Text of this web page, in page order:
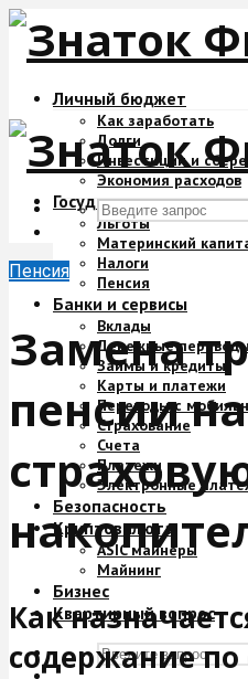
Личный бюджет
Как заработать
Долги
Инвестиции и
Экономия расходов
Государство и деньги
Льготы
Материнский
Налоги
Пенсия
Банки и сервисы
Вклады
Денежные
Займы и кредиты
Карты и платежи
Переводы с
Страхование
Счета
Платежи
Электронные
Безопасность
Криптовалюта
ASIC майнеры
Майнинг
Бизнес
Квартирный вопрос
Пенсия
Замена
пенсии на
Как
содержание по